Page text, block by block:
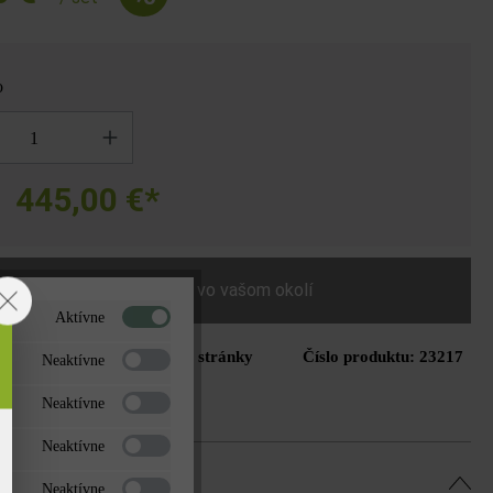
445,00 €*
Nájdite predajcu vo vašom okolí
zoznamu želaní Tlač stránky Číslo produktu: 23217
Aktívne
Neaktívne
Neaktívne
Neaktívne
Neaktívne